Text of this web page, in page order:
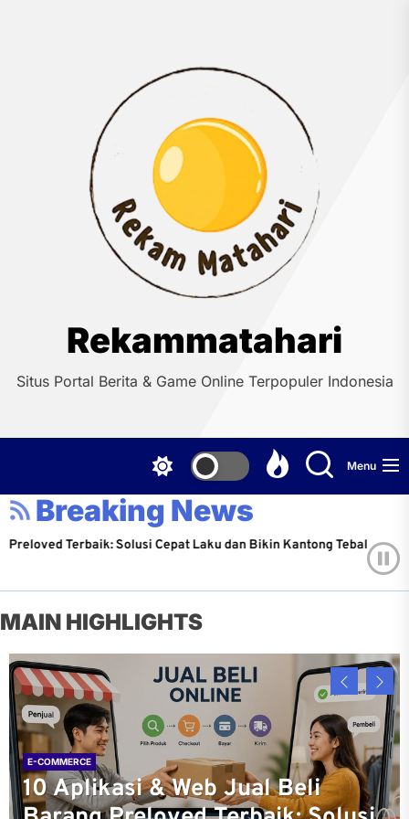
Rekammatahari
Situs Portal Berita & Game Online Terpopuler Indonesia
Menu
Breaking News
Cepat Laku dan Bikin Kantong Tebal! Jangan
Michael
MAIN HIGHLIGHTS
E-COMMERCE
10 Aplikasi & Web Jual Beli
PROPERTY
LIFESTYLE
ONLINE GAMES
ONLINE GAMES